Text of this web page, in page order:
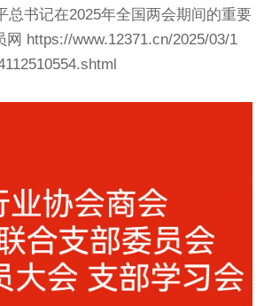
总书记在2025年全国两会期间的重要
网 https://www.12371.cn/2025/03/1